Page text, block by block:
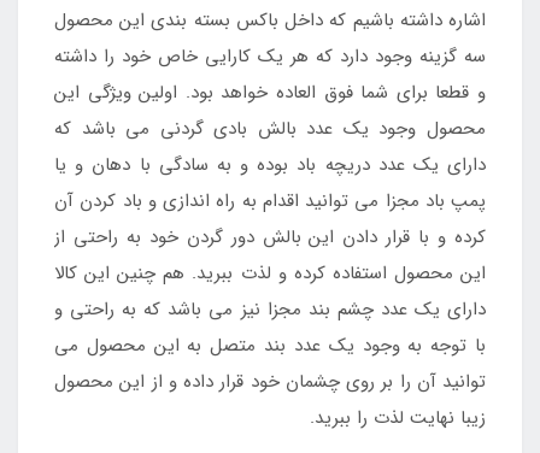
اشاره داشته باشیم که داخل باکس بسته بندی این محصول
سه گزینه وجود دارد که هر یک کارایی خاص خود را داشته
و قطعا برای شما فوق العاده خواهد بود. اولین ویژگی این
محصول وجود یک عدد بالش بادی گردنی می باشد که
دارای یک عدد دریچه باد بوده و به سادگی با دهان و یا
پمپ باد مجزا می توانید اقدام به راه اندازی و باد کردن آن
کرده و با قرار دادن این بالش دور گردن خود به راحتی از
این محصول استفاده کرده و لذت ببرید. هم چنین این کالا
دارای یک عدد چشم بند مجزا نیز می باشد که به راحتی و
با توجه به وجود یک عدد بند متصل به این محصول می
توانید آن را بر روی چشمان خود قرار داده و از این محصول
زیبا نهایت لذت را ببرید.